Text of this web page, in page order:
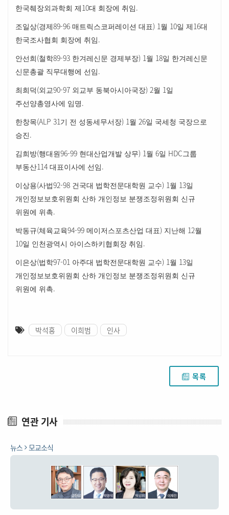
한국췌장외과학회 제 10대 회장에 취임 .
조일상(경제 89-96 매트릭스코퍼레이션 대표) 1월 10일 제 16대
한국조사협회 회장에 취임 .
안선희 (철학89-93 한겨레신문 경제부장) 1월 18일 한겨레신문
신문총괄 직무대행에 선임 .
최희덕 (외교90-97 외교부 동북아시아국장) 2월 1일
주선양총영사에 임명 .
한창목(ALP 31기 전 성동세무서장) 1월 26일 국세청 국장으로
승진 .
김희방(행대원96-99 현대산업개발 상무) 1월 6일 HDC그룹
부동산114 대표이사에 선임 .
이상용(사법92-98 건국대 법학전문대학원 교수) 1월 13일
개인정보보호위원회 산하 개인정보 분쟁조정위원회 신규
위원에 위촉.
박동규(체육교육94-99 메이저스포츠산업 대표) 지난해 12월
10일 인천광역시 아이스하키협회장 취임 .
이은상(법학97-01 아주대 법학전문대학원 교수) 1월 13일
개인정보보호위원회 산하 개인정보 분쟁조정위원회 신규
위원에 위촉.
박석흥 이희범 인사
목록
연관 기사
뉴스 모교소식